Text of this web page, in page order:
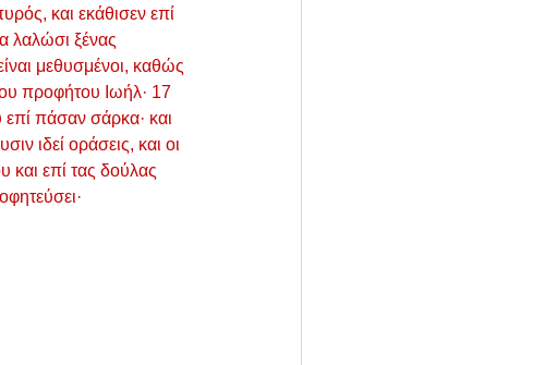
και εκάθισεν επί
λαλώσι ξένας
μεθυσμένοι, καθώς
προφήτου Ιωήλ· 17
επί πάσαν σάρκα· και
ιδεί οράσεις, και οι
και επί τας δούλας